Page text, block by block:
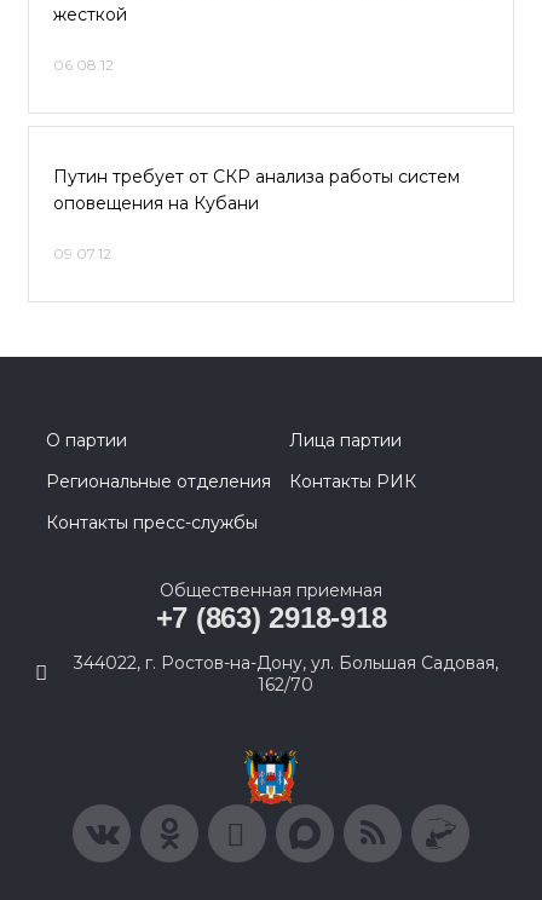
жесткой
06.08.12
Путин требует от СКР анализа работы систем
оповещения на Кубани
09.07.12
О партии
Лица партии
Региональные отделения
Контакты РИК
Контакты пресс-службы
Общественная приемная
+7 (863) 2918-918
344022, г. Ростов-на-Дону, ул. Большая Садовая,
162/70